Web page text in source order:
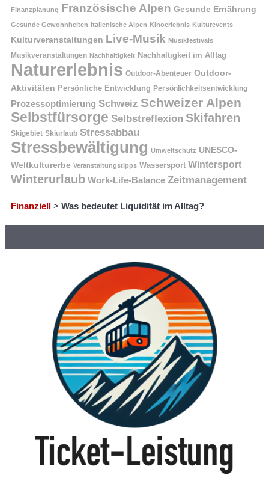
Finanzplanung Französische Alpen Gesunde Ernährung
Gesunde Gewohnheiten Italienische Alpen Kinoerlebnis Kulturevents
Kulturveranstaltungen Live-Musik Musikfestivals
Musikveranstaltungen Nachhaltigkeit Nachhaltigkeit im Alltag
Naturerlebnis Outdoor-Abenteuer Outdoor-
Aktivitäten Persönliche Entwicklung Persönlichkeitsentwicklung
Prozessoptimierung Schweiz Schweizer Alpen
Selbstfürsorge Selbstreflexion Skifahren
Skigebiet Skiurlaub Stressabbau
Stressbewältigung Umweltschutz UNESCO-
Weltkulturerbe Veranstaltungstipps Wassersport Wintersport
Winterurlaub Work-Life-Balance Zeitmanagement
Finanziell > Was bedeutet Liquidität im Alltag?